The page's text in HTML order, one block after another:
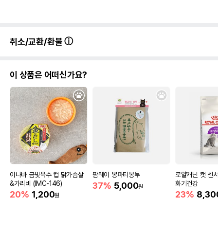
취소/교환/환불
이 상품은 어떠신가요?
이나바 금빛육수 컵 닭가슴살
&가리비 (IMC-146)
20% 1,200원
팜웨이 뽕파티봉투
37% 5,000원
로얄캐닌 캣 센
화기건강
23%